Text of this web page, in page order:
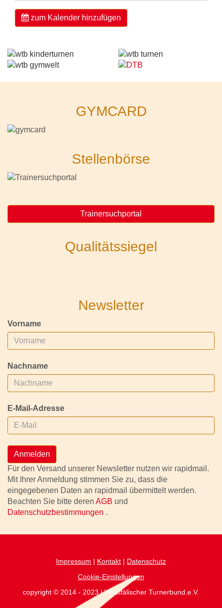
zum Kalender hinzufügen
GYMCARD
Stellenbörse
Trainersuchportal
Qualitätssiegel
Newsletter
Vorname
Nachname
E-Mail-Adresse
Anmelden
Für den Versand unserer Newsletter nutzen wir rapidmail.
Mit Ihrer Anmeldung stimmen Sie zu, dass die
eingegebenen Daten an rapidmail übermittelt werden.
Beachten Sie bitte deren AGB und
Datenschutzbestimmungen .
Impressum | Kontakt | Datenschutz
Cookie-Einstellungen
copyright © 2014 - 2023 | Westfälischer Turnerbund.e.V.